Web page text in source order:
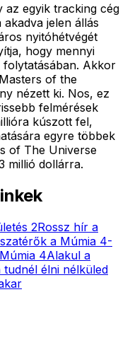
egyik tracking cég
jelen állás
nyitóhétvégét
hogy mennyi
Akkor
of the
nézett ki. Nos, ez
felmérések
kúszott fel,
egyre többek
of The Universe
millió dollárra.
2Rossz hír a
a Múmia 4-
4Alakul a
élni nélküled